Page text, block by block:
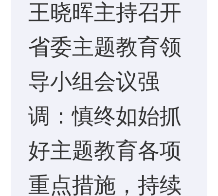
王晓晖主持召开
省委主题教育领
导小组会议强
调：慎终如始抓
好主题教育各项
重点措施，持续